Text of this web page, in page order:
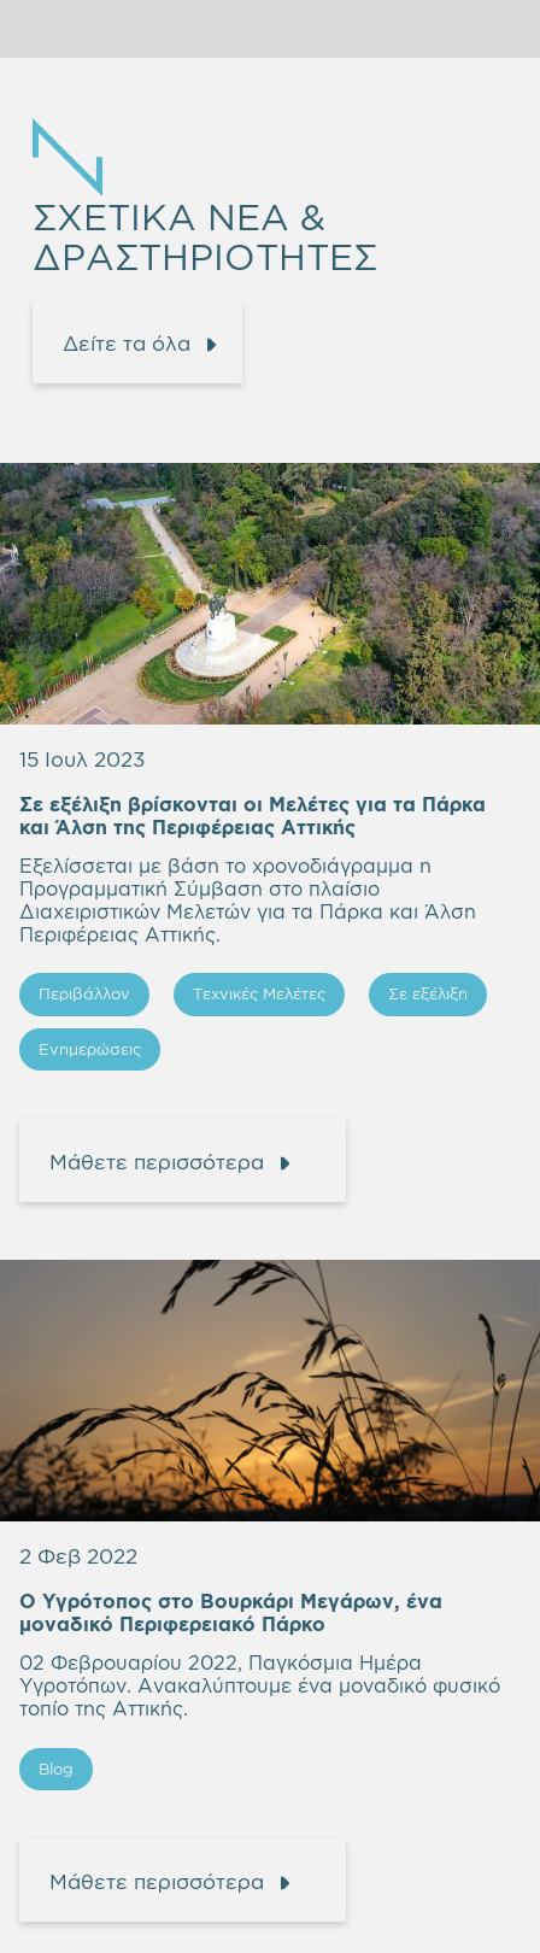
ΣΧΕΤΙΚΑ ΝΕΑ &
ΔΡΑΣΤΗΡΙΟΤΗΤΕΣ
Δείτε τα όλα
15 Ιουλ 2023
Σε εξέλιξη βρίσκονται οι Μελέτες για τα Πάρκα
και Άλση της Περιφέρειας Αττικής
Εξελίσσεται με βάση το χρονοδιάγραμμα η
Προγραμματική Σύμβαση στο πλαίσιο
Διαχειριστικών Μελετών για τα Πάρκα και Άλση
Περιφέρειας Αττικής.
Περιβάλλον Τεχνικές Μελέτες Σε εξέλιξη
Ενημερώσεις
Μάθετε περισσότερα
2 Φεβ 2022
Ο Υγρότοπος στο Βουρκάρι Μεγάρων, ένα
μοναδικό Περιφερειακό Πάρκο
02 Φεβρουαρίου 2022, Παγκόσμια Ημέρα
Υγροτόπων. Ανακαλύπτουμε ένα μοναδικό φυσικό
τοπίο της Αττικής.
Blog
Μάθετε περισσότερα